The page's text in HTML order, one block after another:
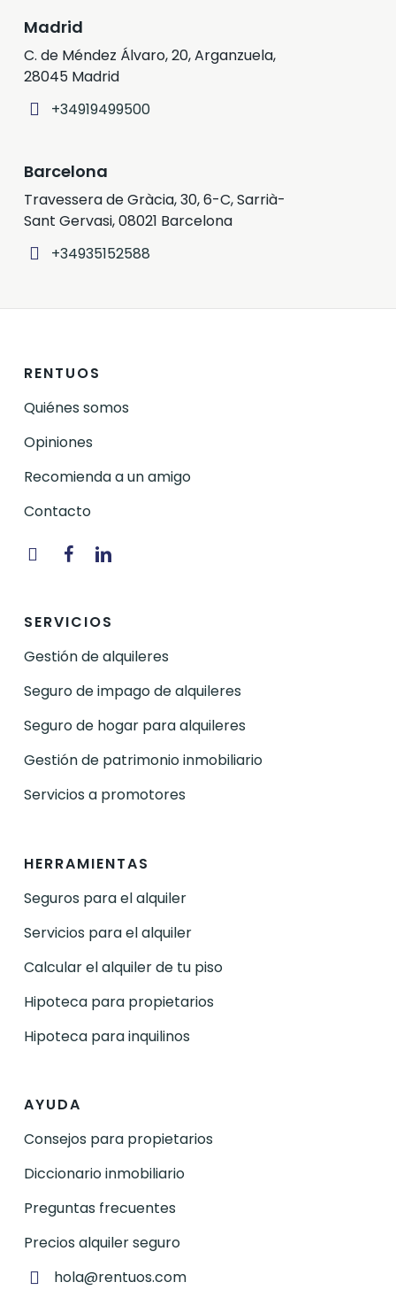
Madrid
C. de Méndez Álvaro, 20, Arganzuela,
28045 Madrid
+34919499500
Barcelona
Travessera de Gràcia, 30, 6-C, Sarrià-
Sant Gervasi, 08021 Barcelona
+34935152588
RENTUOS
Quiénes somos
Opiniones
Recomienda a un amigo
Contacto
Instagram
FacebookLinkedin
SERVICIOS
Gestión de alquileres
Seguro de impago de alquileres
Seguro de hogar para alquileres
Gestión de patrimonio inmobiliario
Servicios a promotores
HERRAMIENTAS
Seguros para el alquiler
Servicios para el alquiler
Calcular el alquiler de tu piso
Hipoteca para propietarios
Hipoteca para inquilinos
AYUDA
Consejos para propietarios
Diccionario inmobiliario
Preguntas frecuentes
Precios alquiler seguro
hola@rentuos.com